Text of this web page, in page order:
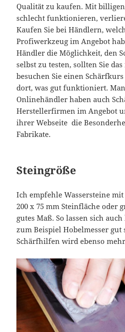
Qualität zu kaufen. Mit
schlecht funktionieren,
Kaufen Sie bei Händlern,
Profiwerkzeug im Angebot
Händler die Möglichkeit, den
selbst zu testen, sollten Sie
besuchen Sie einen
dort, was gut funktioniert.
Onlinehändler haben auch
Herstellerfirmen im Angebot
ihrer Webseite die
Fabrikate.
Steingröße
Ich empfehle Wassersteine
200 x 75 mm Steinfläche oder
gutes Maß. So lassen sich
zum Beispiel Hobelmesser
Schärfhilfen wird ebenso